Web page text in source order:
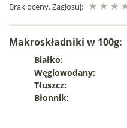
Brak oceny. Zagłosuj:
Makroskładniki w 100g:
Białko:
Węglowodany:
Tłuszcz:
Błonnik: